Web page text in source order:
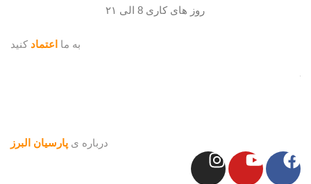
روز های کاری 8 الی ۲۱
درباره ی پارسیان البرز
به ما اعتماد کنید